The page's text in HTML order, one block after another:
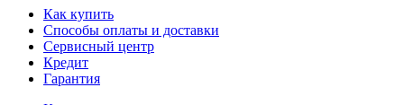
Как купить
Способы оплаты и доставки
Сервисный центр
Кредит
Гарантия